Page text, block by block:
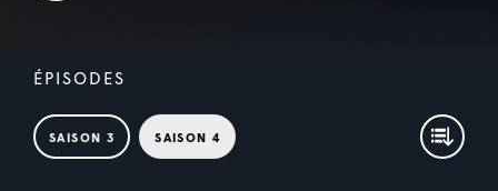
ÉPISODES
SAISON 3 SAISON 4